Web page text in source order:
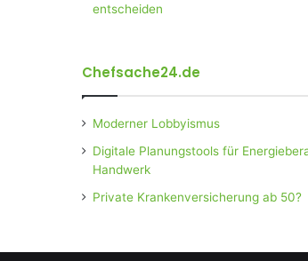
entscheiden
Chefsache24.de
Moderner Lobbyismus
Digitale Planungstools für
Handwerk
Private Krankenversicherung ab 50?